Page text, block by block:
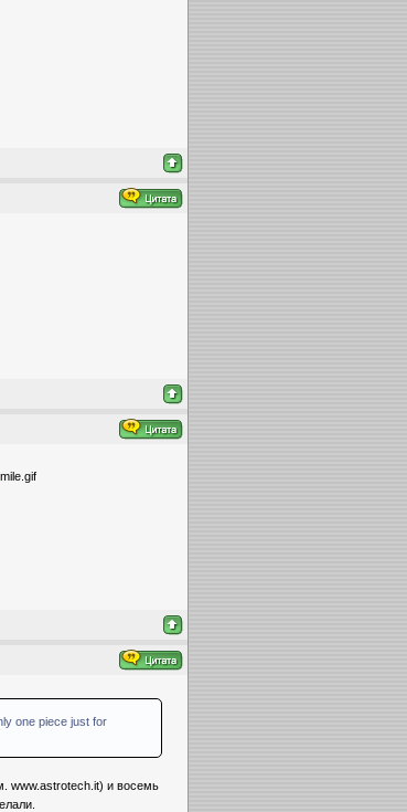
one piece just for
www.astrotech.it) и восемь